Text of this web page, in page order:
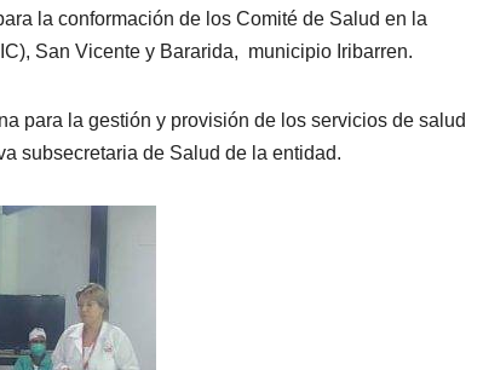
la conformación de los Comité de Salud en la
San Vicente y Bararida, municipio Iribarren.
para la gestión y provisión de los servicios de salud
subsecretaria de Salud de la entidad.